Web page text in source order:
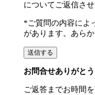
についてご返信さ
*ご質問の内容によ
があります。あら
お問合せありがとう
ご返答までお時間